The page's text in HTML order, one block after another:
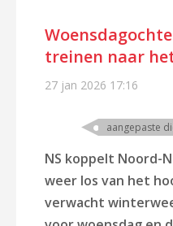
treinen naar
27 jan 2026 17:16
aangepaste
NS koppelt Noord-
weer los van het
verwacht